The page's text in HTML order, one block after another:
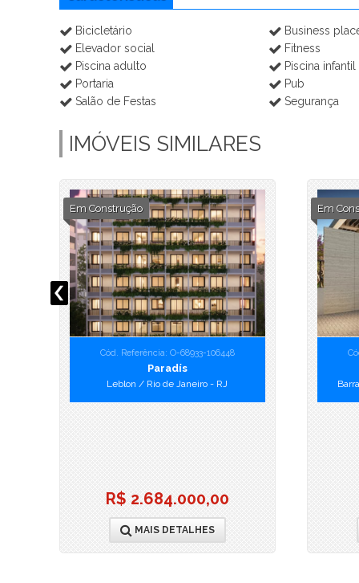
Bicicletário Business
Elevador social
Fitness
Piscina adulto
Piscina infantil
Portaria
Pub
Salão de Festas
Segurança
IMÓVEIS SIMILARES
Em Construção
Cód. Referência: O-68933-106448
Paradís
Leblon / Rio de Janeiro - RJ
R$ 2.684.000,00
MAIS DETALHES
Em